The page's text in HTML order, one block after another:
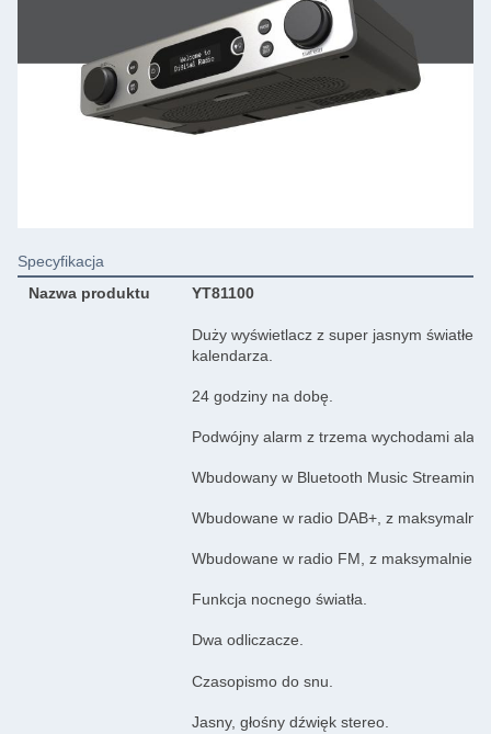
Specyfikacja
Nazwa produktu
YT81100
Duży wyświetlacz z super jasnym
kalendarza.
24 godziny na dobę.
Podwójny alarm z trzema wychodami
Wbudowany w Bluetooth Music Streaming.
Wbudowane w radio DAB+, z
Wbudowane w radio FM, z maksymalnie
Funkcja nocnego światła.
Dwa odliczacze.
Czasopismo do snu.
Jasny, głośny dźwięk stereo.